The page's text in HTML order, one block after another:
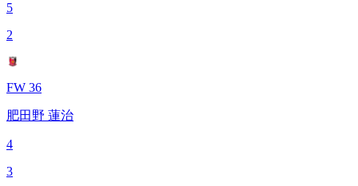
5
2
FW 36
肥田野 蓮治
4
3